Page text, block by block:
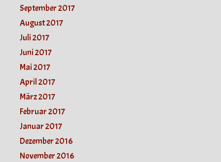
September 2017
August 2017
Juli 2017
Juni 2017
Mai 2017
April 2017
März 2017
Februar 2017
Januar 2017
Dezember 2016
November 2016